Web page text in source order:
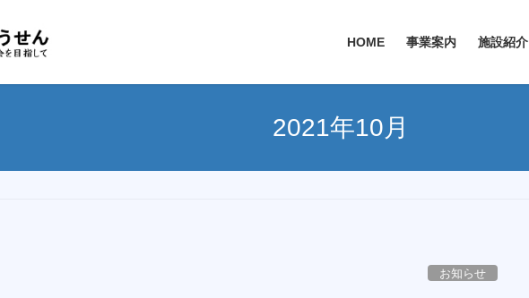
HOME 事業案内 施設紹介
2021年10月
お知らせ